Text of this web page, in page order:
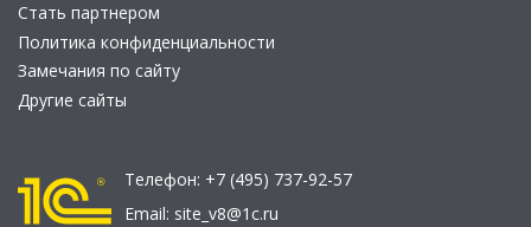
Стать партнером
Политика конфиденциальности
Замечания по сайту
Другие сайты
Телефон: +7 (495) 737-92-57
Email: site_v8@1c.ru